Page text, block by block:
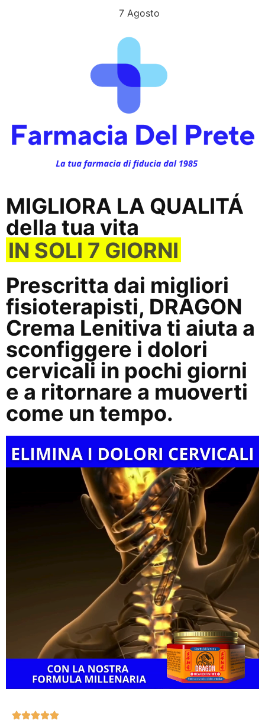
7 Agosto
MIGLIORA LA QUALITÁ
della tua vita
IN SOLI 7 GIORNI
Prescritta dai migliori
fisioterapisti, DRAGON
Crema Lenitiva ti aiuta a
sconfiggere i dolori
cervicali in pochi giorni
e a ritornare a muoverti
come un tempo.